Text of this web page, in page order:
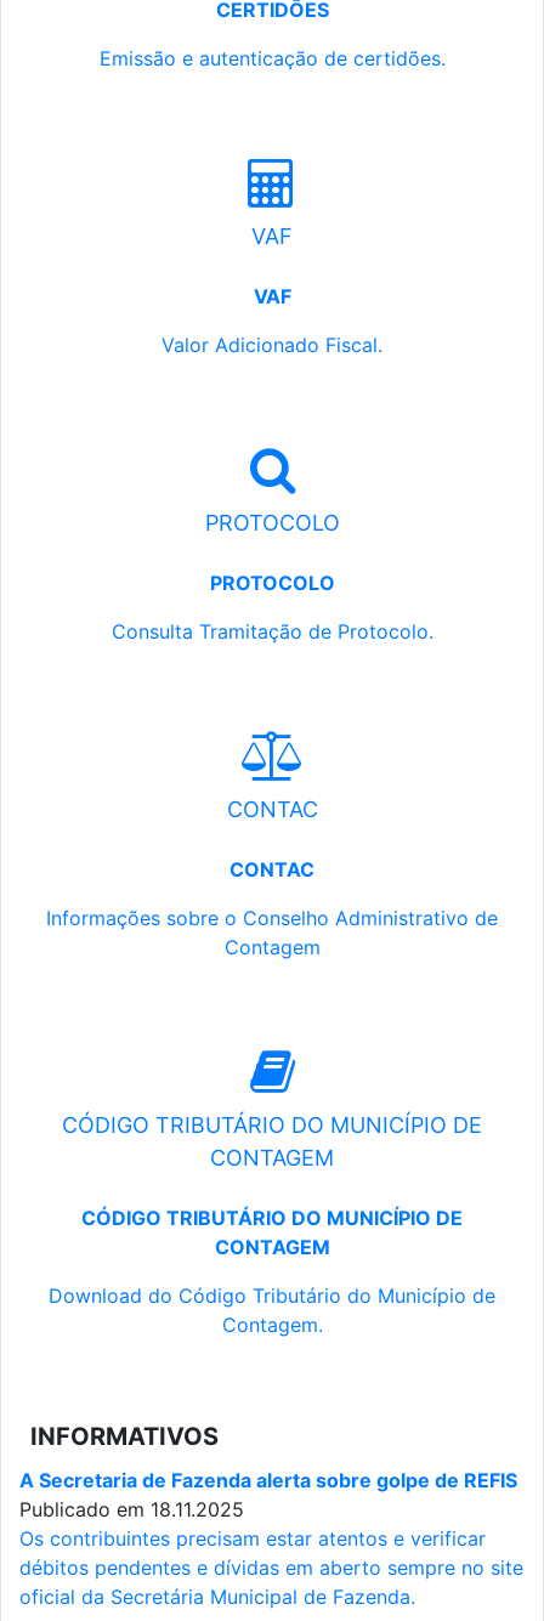
CERTIDÕES
Emissão e autenticação de certidões.
VAF
VAF
Valor Adicionado Fiscal.
PROTOCOLO
PROTOCOLO
Consulta Tramitação de Protocolo.
CONTAC
CONTAC
Informações sobre o Conselho Administrativo de
Contagem
CÓDIGO TRIBUTÁRIO DO MUNICÍPIO DE
CONTAGEM
CÓDIGO TRIBUTÁRIO DO MUNICÍPIO DE
CONTAGEM
Download do Código Tributário do Município de
Contagem.
INFORMATIVOS
A Secretaria de Fazenda alerta sobre golpe de REFIS
Publicado em 18.11.2025
Os contribuintes precisam estar atentos e verificar
débitos pendentes e dívidas em aberto sempre no site
oficial da Secretária Municipal de Fazenda.